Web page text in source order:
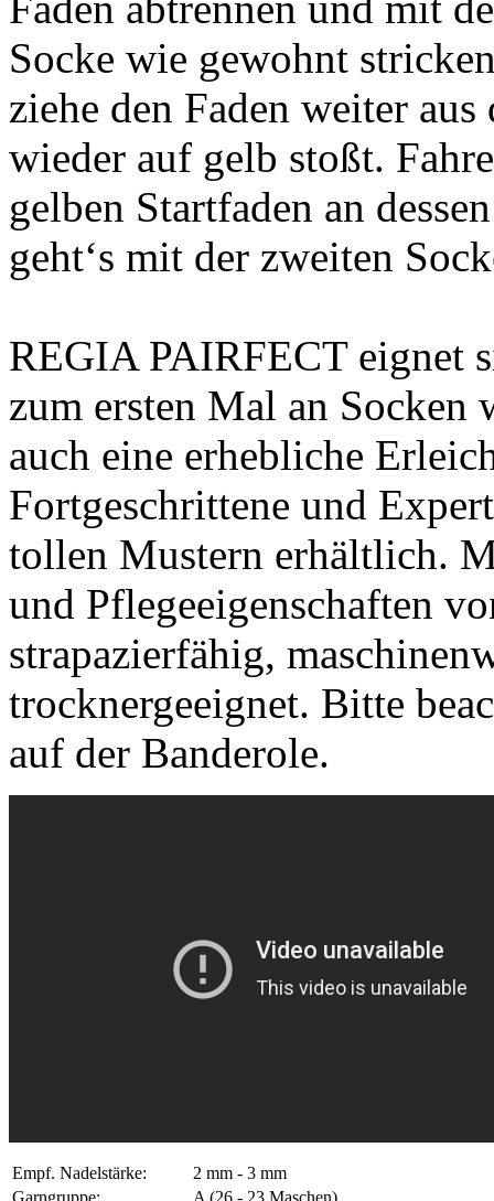
Socke wie gewohnt
ziehe den Faden weiter
wieder auf gelb stoßt.
gelben Startfaden an
geht‘s mit der zweiten
REGIA PAIRFECT eignet
zum ersten Mal an Socken
auch eine erhebliche
Fortgeschrittene und
tollen Mustern erhältlich.
und Pflegeeigenschaften
strapazierfähig,
trocknergeeignet. Bitte
auf der Banderole.
Empf. Nadelstärke:
2 mm - 3 mm
Garngruppe:
A (26 - 23 Maschen)